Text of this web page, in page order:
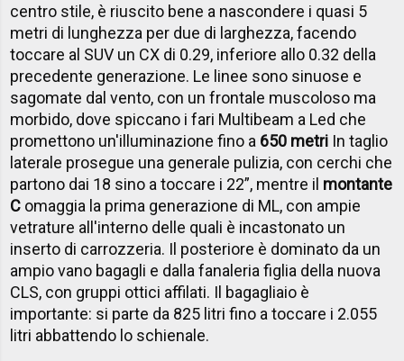
centro stile, è riuscito bene a nascondere i quasi 5
metri di lunghezza per due di larghezza, facendo
toccare al SUV un CX di 0.29, inferiore allo 0.32 della
precedente generazione. Le linee sono sinuose e
sagomate dal vento, con un frontale muscoloso ma
morbido, dove spiccano i fari Multibeam a Led che
promettono un'illuminazione fino a 650 metri In taglio
laterale prosegue una generale pulizia, con cerchi che
partono dai 18 sino a toccare i 22”, mentre il montante
C omaggia la prima generazione di ML, con ampie
vetrature all'interno delle quali è incastonato un
inserto di carrozzeria. Il posteriore è dominato da un
ampio vano bagagli e dalla fanaleria figlia della nuova
CLS, con gruppi ottici affilati. Il bagagliaio è
importante: si parte da 825 litri fino a toccare i 2.055
litri abbattendo lo schienale.